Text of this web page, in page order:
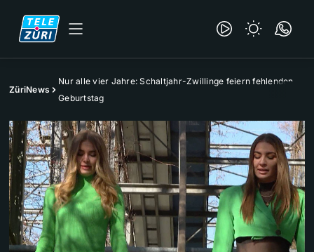
ZüriNews
Nur alle vier Jahre: Schaltjahr-Zwillinge feiern fehlenden
Geburtstag